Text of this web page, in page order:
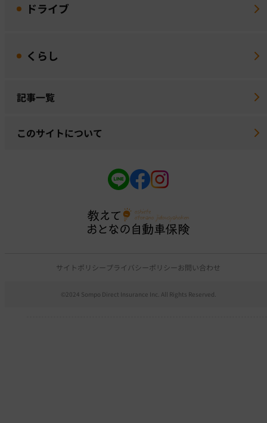
ドライブ
くらし
記事一覧
このサイトについて
サイトポリシープライバシーポリシーお問い合わせ
©2024 Sompo Direct Insurance Inc. All Rights Reserved.